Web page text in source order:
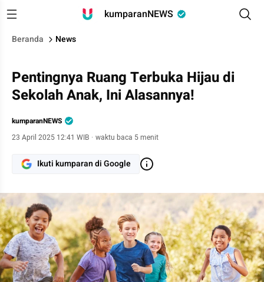
kumparanNEWS
Beranda News
Pentingnya Ruang Terbuka Hijau di
Sekolah Anak, Ini Alasannya!
kumparanNEWS
23 April 2025 12:41 WIB · waktu baca 5 menit
Ikuti kumparan di Google